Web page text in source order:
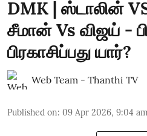
DMK | ஸ்டாலின்
சீமான் Vs விஜய் -
பிரகாசிப்பது யார்?
Web Team - Thanthi TV
Published on: 09 Apr 2026, 9:04 am